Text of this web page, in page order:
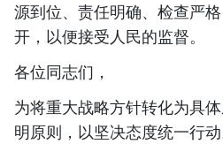
源到位、责任明确、检查严
开，以便接受人民的监督。
各位同志们，
为将重大战略方针转化为具
明原则，以坚决态度统一行